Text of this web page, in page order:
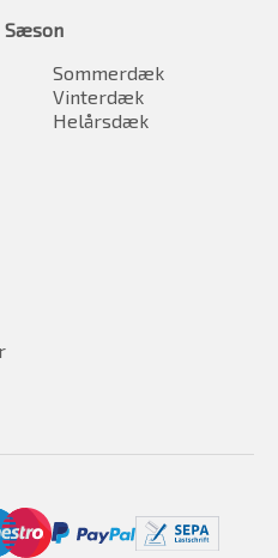
Sæson
Sommerdæk
Vinterdæk
Helårsdæk